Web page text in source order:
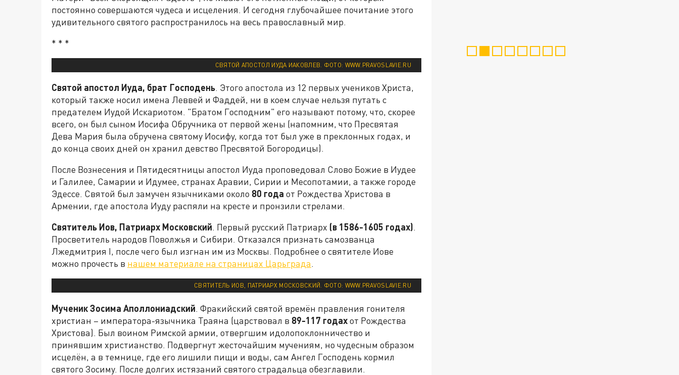
постоянно совершаются чудеса и исцеления. И сегодня глубочайшее почитание этого
удивительного святого распространилось на весь православный мир.
* * *
СВЯТОЙ АПОСТОЛ ИУДА ИАКОВЛЕВ. ФОТО: WWW.PRAVOSLAVIE.RU
Святой апостол Иуда, брат Господень. Этого апостола из 12 первых учеников Христа,
который также носил имена Леввей и Фаддей, ни в коем случае нельзя путать с
предателем Иудой Искариотом. "Братом Господним" его называют потому, что, скорее
всего, он был сыном Иосифа Обручника от первой жены (напомним, что Пресвятая
Дева Мария была обручена святому Иосифу, когда тот был уже в преклонных годах, и
до конца своих дней он хранил девство Пресвятой Богородицы).
После Вознесения и Пятидесятницы апостол Иуда проповедовал Слово Божие в Иудее
и Галилее, Самарии и Идумее, странах Аравии, Сирии и Месопотамии, а также городе
Эдессе. Святой был замучен язычниками около 80 года от Рождества Христова в
Армении, где апостола Иуду распяли на кресте и пронзили стрелами.
Святитель Иов, Патриарх Московский. Первый русский Патриарх (в 1586-1605 годах).
Просветитель народов Поволжья и Сибири. Отказался признать самозванца
Лжедмитрия I, после чего был изгнан им из Москвы. Подробнее о святителе Иове
можно прочесть в нашем материале на страницах Царьграда.
СВЯТИТЕЛЬ ИОВ, ПАТРИАРХ МОСКОВСКИЙ. ФОТО: WWW.PRAVOSLAVIE.RU
Мученик Зосима Аполлониадский. Фракийский святой времён правления гонителя
христиан – императора-язычника Траяна (царствовал в 89-117 годахот Рождества
Христова). Был воином Римской армии, отвергшим идолопоклонничество и
принявшим христианство. Подвергнут жесточайшим мучениям, но чудесным образом
исцелён, а в темнице, где его лишили пищи и воды, сам Ангел Господень кормил
святого Зосиму. После долгих истязаний святого страдальца обезглавили.